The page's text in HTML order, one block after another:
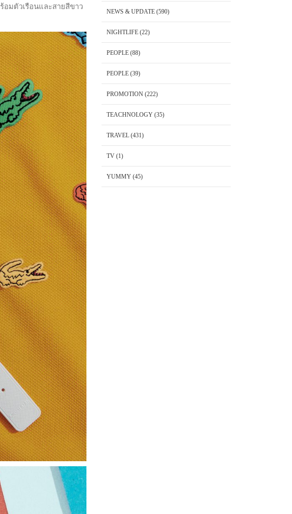
อมตัวเรือนและสายสีขาว
NEWS & UPDATE(590)
NIGHTLIFE(22)
PEOPLE(88)
PEOPLE(39)
PROMOTION(222)
TEACHNOLOGY(35)
TRAVEL(431)
TV(1)
YUMMY(45)